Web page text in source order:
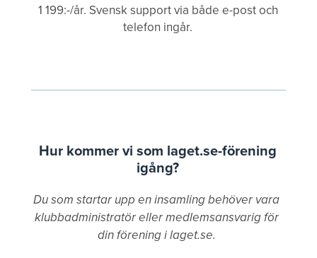
1 199:-/år. Svensk support via både e-post och
telefon ingår.
Hur kommer vi som laget.se-förening
igång?
Du som startar upp en insamling behöver vara
klubbadministratör eller medlemsansvarig för
din förening i laget.se.